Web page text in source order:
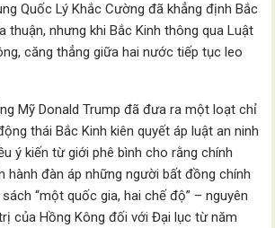
Quốc Lý Khắc Cường đã khẳng định Bắc
thuận, nhưng khi Bắc Kinh thông qua Luật
căng thẳng giữa hai nước tiếp tục leo
Mỹ Donald Trump đã đưa ra một loạt chỉ
thái Bắc Kinh kiên quyết áp luật an ninh
ý kiến từ giới phê bình cho rằng chính
hành đàn áp những người bất đồng chính
“một quốc gia, hai chế độ” – nguyên
của Hồng Kông đối với Đại lục từ năm